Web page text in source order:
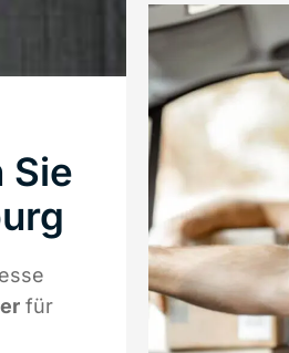
Sie
für